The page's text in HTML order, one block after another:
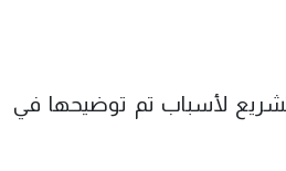
لأسباب تم توضيحها في